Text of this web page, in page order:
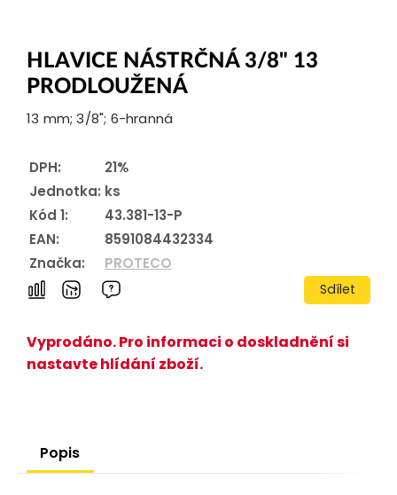
HLAVICE NÁSTRČNÁ 3/8" 13
PRODLOUŽENÁ
13 mm; 3/8"; 6-hranná
DPH:
21%
Jednotka: ks
Kód 1:
43.381-13-P
EAN:
8591084432334
Značka:
PROTECO
Sdílet
Vyprodáno. Pro informaci o doskladnění si
nastavte hlídání zboží.
Popis